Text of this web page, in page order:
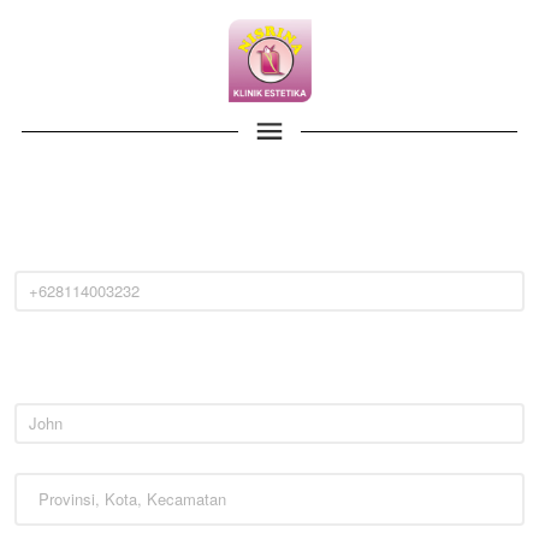
Provinsi, Kota, Kecamatan